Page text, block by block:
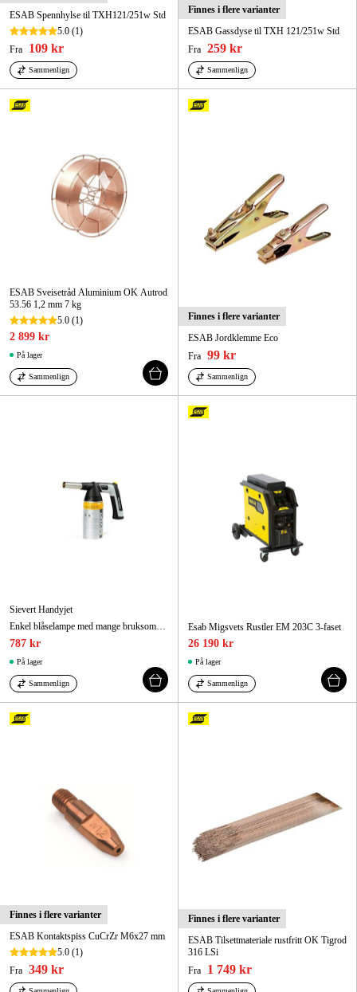
ESAB Spennhylse til TXH121/251w Std
5.0 (1)
Fra
109 kr
Sammenlign
Finnes i flere varianter
ESAB Gassdyse til TXH 121/251w Std
Fra 259 kr
Sammenlign
ESAB Sveisetråd Aluminium OK Autrod
53.56 1,2 mm 7 kg
5.0 (1)
2 899 kr
På lager
Sammenlign
Finnes i flere varianter
ESAB Jordklemme Eco
Fra 99 kr
Sammenlign
Sievert Handyjet
Enkel blåselampe med mange bruksområder.
787 kr
På lager
Sammenlign
Esab Migsvets Rustler EM 203C 3-faset
26 190 kr
På lager
Sammenlign
Finnes i flere varianter
ESAB Kontaktspiss CuCrZr M6x27 mm
5.0 (1)
Fra 349 kr
Finnes i flere varianter
ESAB Tilsettmateriale rustfritt OK Tigrod
316 LSi
Fra
1 749 kr